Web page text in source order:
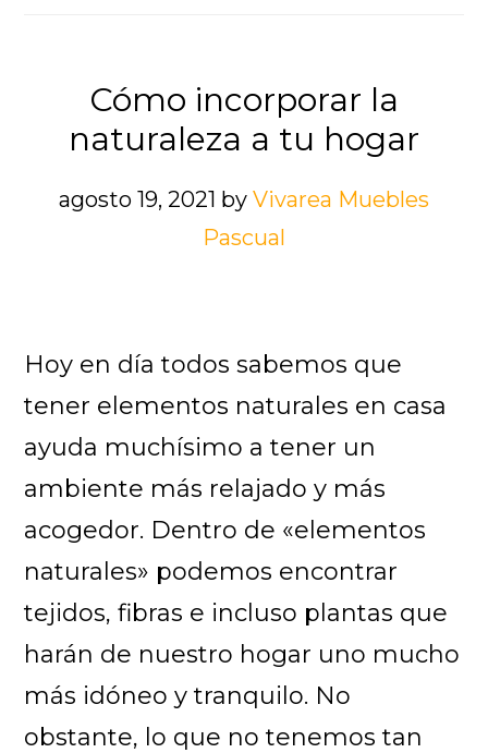
cocina
encantadora
Cómo incorporar la
naturaleza a tu hogar
agosto 19, 2021 by Vivarea Muebles
Pascual
Hoy en día todos sabemos que
tener elementos naturales en casa
ayuda muchísimo a tener un
ambiente más relajado y más
acogedor. Dentro de «elementos
naturales» podemos encontrar
tejidos, fibras e incluso plantas que
harán de nuestro hogar uno mucho
más idóneo y tranquilo. No
obstante, lo que no tenemos tan